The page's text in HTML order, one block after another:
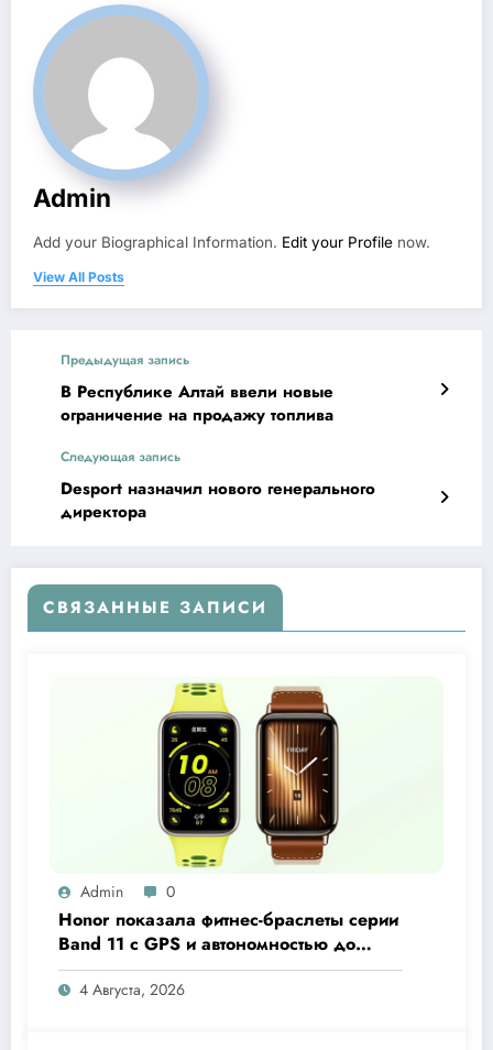
Admin
Add your Biographical Information. Edit your Profile now.
View All Posts
Предыдущая запись
В Республике Алтай ввели новые
ограничение на продажу топлива
Следующая запись
Desport назначил нового генерального
директора
СВЯЗАННЫЕ ЗАПИСИ
Admin 0
Honor показала фитнес-браслеты серии
Band 11 с GPS и автономностью до
26 дней
4 Августа, 2026